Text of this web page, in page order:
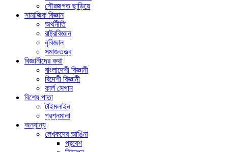
সৌরজগত ছাড়িয়ে
সামাজিক বিজ্ঞান
অর্থনীতি
রাষ্ট্রবিজ্ঞান
নৃবিজ্ঞান
সমাজতত্ত্ব
বিজ্ঞানীদের কথা
বাংলাদেশী বিজ্ঞানী
বিদেশী বিজ্ঞানী
কার্ল সেগান
বিশেষ পাতা
টাইমলাইন
প্রশ্নমালা
অন্যান্য
লেখকদের আঙিনা
প্রবেশ